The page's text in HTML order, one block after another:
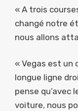
« A trois
changé notre
nous allons
« Vegas est un
longue ligne
pense qu’avec
voiture, nous